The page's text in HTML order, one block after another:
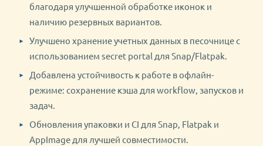
благодаря улучшенной обработке иконок и
наличию резервных вариантов.
Улучшено хранение учетных данных в песочнице с
использованием secret portal для Snap/Flatpak.
Добавлена устойчивость к работе в офлайн-
режиме: сохранение кэша для workflow, запусков и
задач.
Обновления упаковки и CI для Snap, Flatpak и
AppImage для лучшей совместимости.